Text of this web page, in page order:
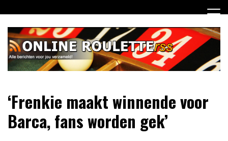
naar
inhoud
Online Roulette RSS
verzameld
‘Frenkie maakt winnende voor
Barca, fans worden gek’